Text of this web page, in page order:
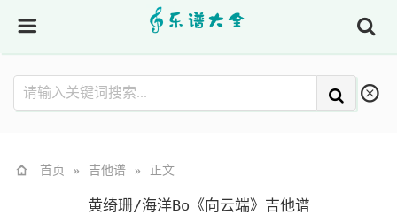
首页 » 吉他谱 » 正文
黄绮珊/海洋Bo《向云端》吉他谱